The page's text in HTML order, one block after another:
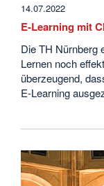
14.07.2022
E-Learning mit
Die TH Nürnberg
Lernen noch
überzeugend,
E-Learning